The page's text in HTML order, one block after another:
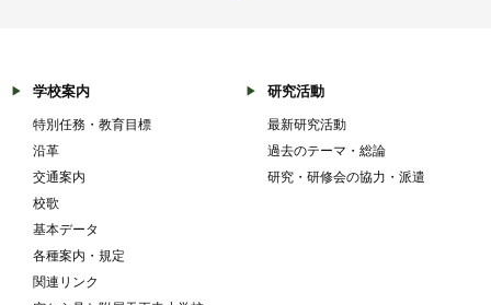
学校案内
特別任務・教育目標
沿革
交通案内
校歌
基本データ
各種案内・規定
関連リンク
研究活動
最新研究活動
過去のテーマ・総論
研究・研修会の協力・派遣